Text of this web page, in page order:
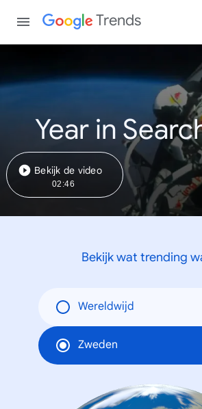
Trends
Year in
Bekijk de video
02:46
Bekijk wat trending
Wereldwijd
Zweden